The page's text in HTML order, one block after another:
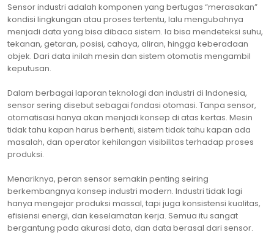
Sensor industri adalah komponen yang bertugas “merasakan”
kondisi lingkungan atau proses tertentu, lalu mengubahnya
menjadi data yang bisa dibaca sistem. Ia bisa mendeteksi suhu,
tekanan, getaran, posisi, cahaya, aliran, hingga keberadaan
objek. Dari data inilah mesin dan sistem otomatis mengambil
keputusan.
Dalam berbagai laporan teknologi dan industri di Indonesia,
sensor sering disebut sebagai fondasi otomasi. Tanpa sensor,
otomatisasi hanya akan menjadi konsep di atas kertas. Mesin
tidak tahu kapan harus berhenti, sistem tidak tahu kapan ada
masalah, dan operator kehilangan visibilitas terhadap proses
produksi.
Menariknya, peran sensor semakin penting seiring
berkembangnya konsep industri modern. Industri tidak lagi
hanya mengejar produksi massal, tapi juga konsistensi kualitas,
efisiensi energi, dan keselamatan kerja. Semua itu sangat
bergantung pada akurasi data, dan data berasal dari sensor.